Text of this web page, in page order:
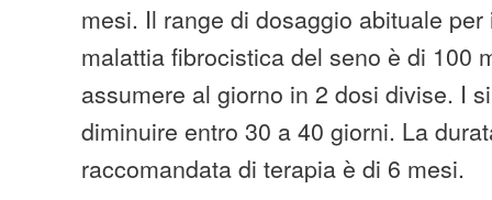
mesi. Il range di dosaggio abituale
malattia fibrocistica del seno è di 100
assumere al giorno in 2 dosi divise. I
diminuire entro 30 a 40 giorni. La
raccomandata di terapia è di 6 mesi.